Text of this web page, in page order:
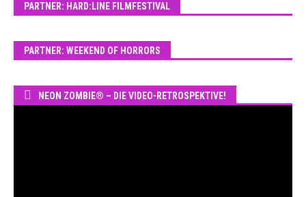
PARTNER: HARD:LINE FILMFESTIVAL
PARTNER: WEEKEND OF HORRORS
NEON ZOMBIE® – DIE VIDEO-RETROSPEKTIVE!